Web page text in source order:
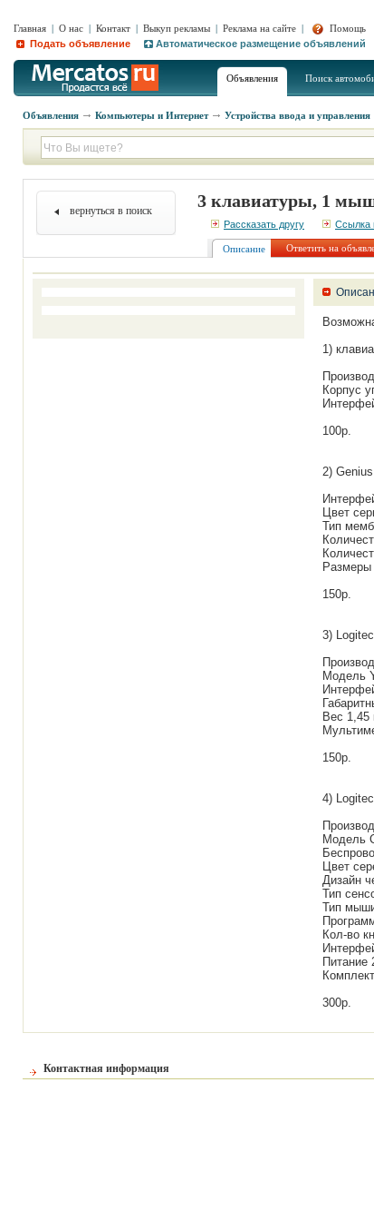
Главная | О нас | Контакт | Выкуп рекламы | Реклама на сайте |
Помощь
Подать объявление
Автоматическое размещение объявлений
Объявления Поиск
Объявления Компьютеры и Интернет Устройства ввода и управления
вернуться в поиск 3 клавиатуры, 1
Рассказать другу Ссылка
Описание Ответить на
1)
Корпус
100р.
2)
Цвет
Тип
150р.
3)
Модель
Вес 1,45
150р.
4)
Модель
Цвет
Дизайн
Тип
Тип
Кол-во
Питание
300р.
Контактная информация